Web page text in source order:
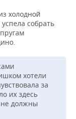
холодной
собрать
хотели
за
их здесь
не должны